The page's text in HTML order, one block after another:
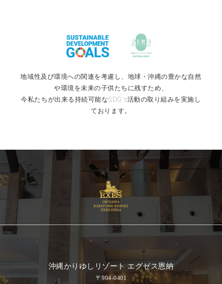
地域性及び環境への関連を考慮し、地球・沖縄の豊かな自然
や環境を未来の子供たちに残すため、
今私たちが出来る持続可能なSDG's活動の取り組みを実施し
ております。
沖縄かりゆしリゾート エグゼス恩納
〒904-0401